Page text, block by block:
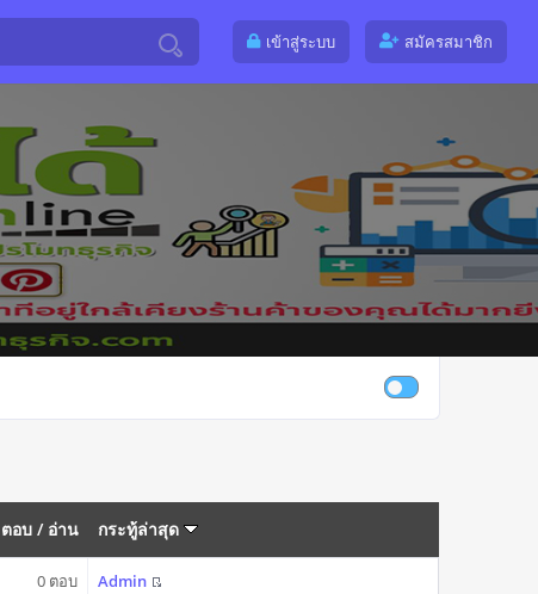
เข้าสู่ระบบ สมัครสมาชิก
ตอบ / อ่าน กระทู้ล่าสุด
0 ตอบ
Admin